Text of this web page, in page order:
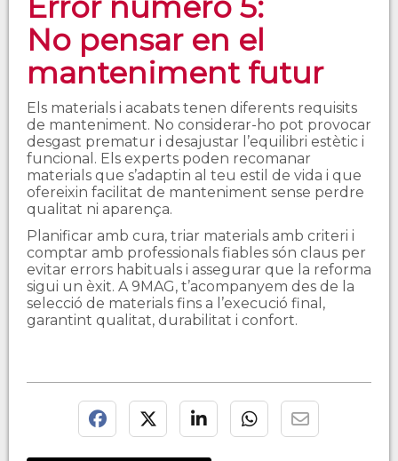
No pensar en el
manteniment futur
Els materials i acabats tenen diferents requisits
de manteniment. No considerar-ho pot provocar
desgast prematur i desajustar l’equilibri estètic i
funcional. Els experts poden recomanar
materials que s’adaptin al teu estil de vida i que
ofereixin facilitat de manteniment sense perdre
qualitat ni aparença.
Planificar amb cura, triar materials amb criteri i
comptar amb professionals fiables són claus per
evitar errors habituals i assegurar que la reforma
sigui un èxit. A 9MAG, t’acompanyem des de la
selecció de materials fins a l’execució final,
garantint qualitat, durabilitat i confort.